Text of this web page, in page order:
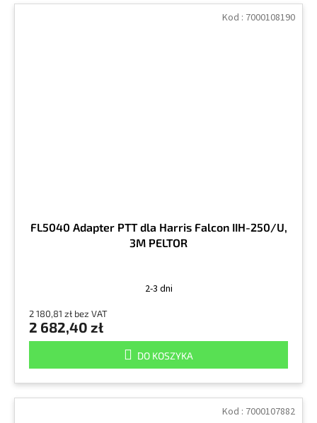
FL5040 Adapter PTT dla Harris Falcon IIH-250/U,
3M PELTOR
2-3 dni
2 180,81 zł bez VAT
2 682,40 zł
DO KOSZYKA
Kod : 7000108190
Kod : 7000107882